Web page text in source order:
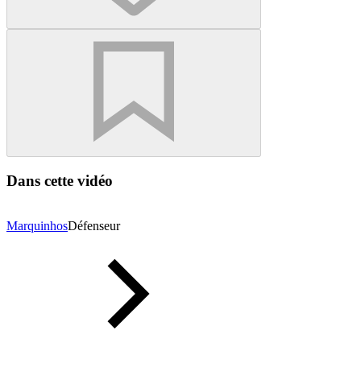
Dans cette vidéo
MarquinhosDéfenseur